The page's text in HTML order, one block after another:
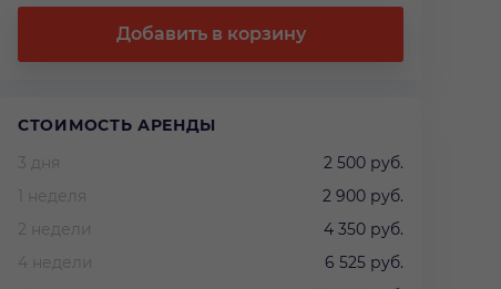
Добавить в корзину
СТОИМОСТЬ АРЕНДЫ
3 дня
2 500 руб.
1 неделя
2 900 руб.
2 недели
4 350 руб.
4 недели
6 525 руб.